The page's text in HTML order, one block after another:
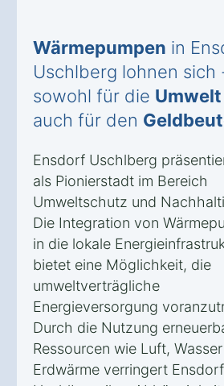
Wärmepumpen in
Uschlberg lohnen sich
sowohl für die Umwelt
auch für den
Ensdorf Uschlberg
als Pionierstadt im Bereich
Umweltschutz und
Die Integration von
in die lokale
bietet eine Möglichkeit, die
umweltverträgliche
Energieversorgung
Durch die Nutzung
Ressourcen wie Luft,
Erdwärme verringert Ensdorf